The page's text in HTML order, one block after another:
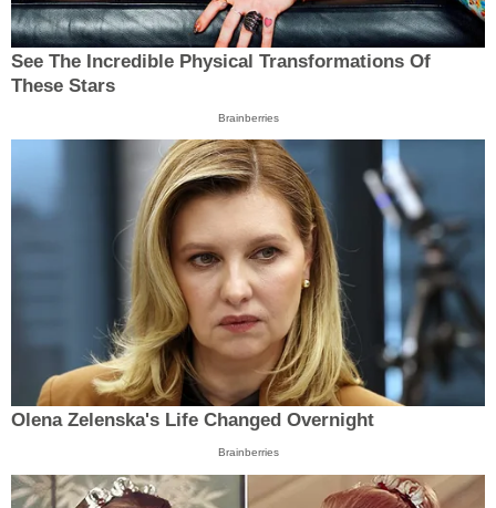
See The Incredible Physical Transformations Of
These Stars
Brainberries
Olena Zelenska's Life Changed Overnight
Brainberries